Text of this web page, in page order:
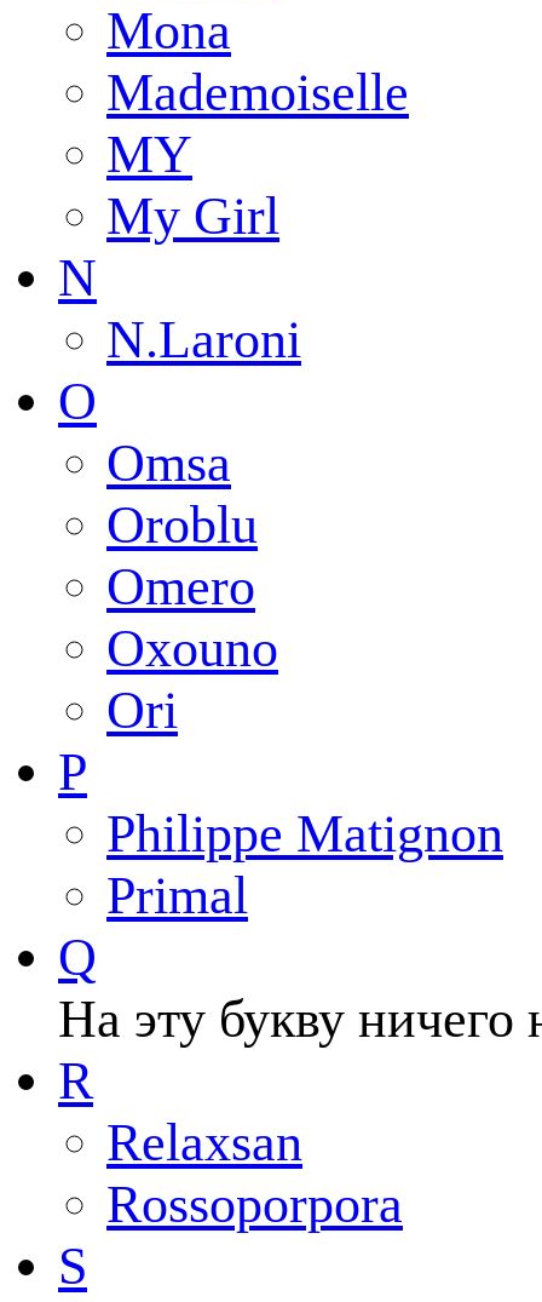
Mona
Mademoiselle
MY
My Girl
N
N.Laroni
O
Omsa
Oroblu
Omero
Oxouno
Ori
P
Philippe Matignon
Primal
Q
На эту букву ничего
R
Relaxsan
Rossoporpora
S